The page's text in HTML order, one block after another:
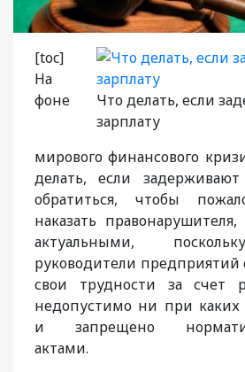
[toc]
Что делать, если
зарплату
На
фоне
мирового финансового
делать, если
обратиться, чтобы
наказать
актуальными,
руководители
свои трудности за счет
недопустимо ни при каких
и запрещено
актами.